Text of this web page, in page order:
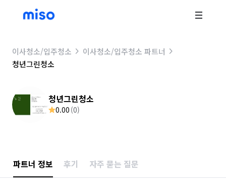
이사청소/입주청소
이사청소/입주청소 파트너
청년그린청소
청년그린청소
0.00 (0)
파트너 정보 후기 자주 묻는 질문